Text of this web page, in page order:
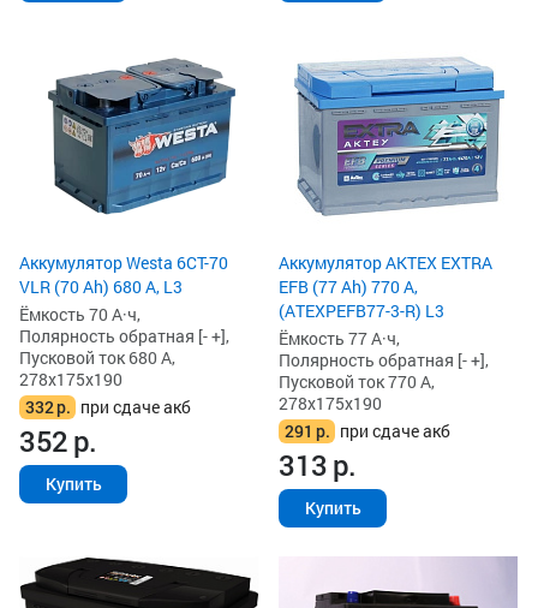
Аккумулятор Westa 6СТ-70
VLR (70 Ah) 680 А, L3
Ёмкость 70 А·ч,
Полярность обратная [- +],
Пусковой ток 680 А,
278x175x190
332р. при сдаче акб
352р.
Купить
Аккумулятор AKTEX EXTRA
EFB (77 Ah) 770 А,
(ATEXPEFB77-3-R) L3
Ёмкость 77 А·ч,
Полярность обратная [- +],
Пусковой ток 770 А,
278x175x190
291 р. при сдаче акб
313р.
Купить